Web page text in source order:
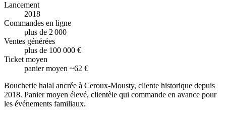
Lancement
2018
Commandes en ligne
plus de 2 000
Ventes générées
plus de 100 000 €
Ticket moyen
panier moyen ~62 €
Boucherie halal ancrée à Ceroux-Mousty, cliente historique depuis
2018. Panier moyen élevé, clientèle qui commande en avance pour
les événements familiaux.